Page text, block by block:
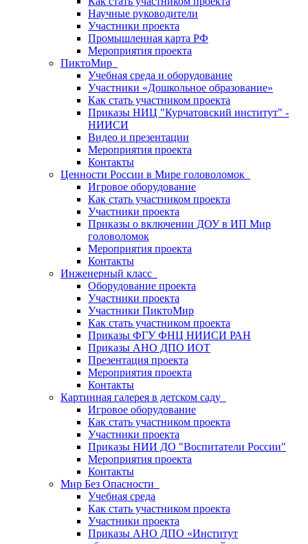
Научные руководители
Участники проекта
Промышленная карта РФ
Мероприятия проекта
ПиктоМир
Учебная среда и оборудование
Участники «Дошкольное образование»
Как стать участником проекта
Приказы НИЦ "Курчатовский институт" -
НИИСИ
Видео и презентации
Мероприятия проекта
Контакты
Ценности России в Мире головоломок
Игровое оборудование
Как стать участником проекта
Участники проекта
Приказы о включении ДОУ в ИП Мир
головоломок
Мероприятия проекта
Контакты
Инженерный класс
Оборудование проекта
Участники проекта
Участники ПиктоМир
Как стать участником проекта
Приказы ФГУ ФНЦ НИИСИ РАН
Приказы АНО ДПО ИОТ
Презентация проекта
Мероприятия проекта
Контакты
Картинная галерея в детском саду
Игровое оборудование
Как стать участником проекта
Участники проекта
Приказы НИИ ДО "Воспитатели России"
Мероприятия проекта
Контакты
Мир Без Опасности
Учебная среда
Как стать участником проекта
Участники проекта
Приказы АНО ДПО «Институт